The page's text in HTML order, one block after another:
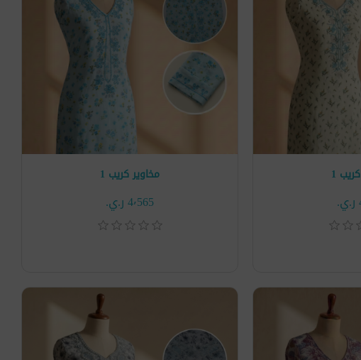
1 مخاوير كريب 1
4٬565 ر.ي.‏